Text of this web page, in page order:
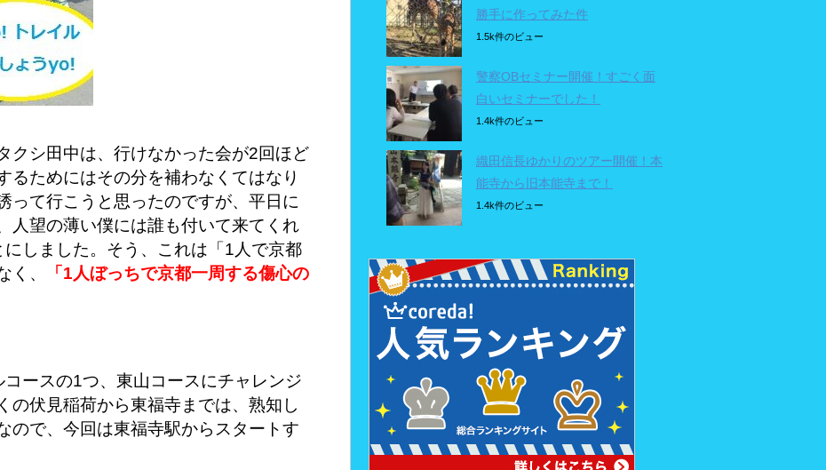
クシ田中は、行けなかった会が2回ほど
るためにはその分を補わなくてはなり
って行こうと思ったのですが、平日に
人望の薄い僕には誰も付いて来てくれ
しました。そう、これは「1人で京都
く、
「1人ぼっちで京都一周する傷心の
ースの1つ、東山コースにチャレンジ
の伏見稲荷から東福寺までは、熟知し
ので、今回は東福寺駅からスタートす
勝手に作ってみた件
1.5k件のビュー
警察OBセミナー開催！すごく面
白いセミナーでした！
1.4k件のビュー
織田信長ゆかりのツアー開催！本
能寺から旧本能寺まで！
1.4k件のビュー